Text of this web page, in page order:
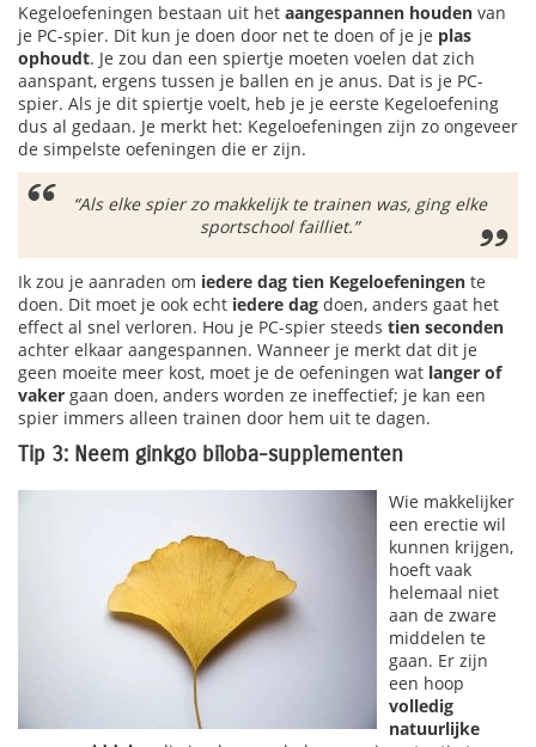
Kegeloefeningen bestaan uit het aangespannen houden van
je PC-spier. Dit kun je doen door net te doen of je je plas
ophoudt. Je zou dan een spiertje moeten voelen dat zich
aanspant, ergens tussen je ballen en je anus. Dat is je PC-
spier. Als je dit spiertje voelt, heb je je eerste Kegeloefening
dus al gedaan. Je merkt het: Kegeloefeningen zijn zo ongeveer
de simpelste oefeningen die er zijn.
“Als elke spier zo makkelijk te trainen was, ging elke
sportschool failliet.”
Ik zou je aanraden om iedere dag tien Kegeloefeningen te
doen. Dit moet je ook echt iedere dag doen, anders gaat het
effect al snel verloren. Hou je PC-spier steeds tien seconden
achter elkaar aangespannen. Wanneer je merkt dat dit je
geen moeite meer kost, moet je de oefeningen wat langer of
vaker gaan doen, anders worden ze ineffectief; je kan een
spier immers alleen trainen door hem uit te dagen.
Tip 3: Neem ginkgo biloba-supplementen
Wie makkelijker
een erectie wil
kunnen krijgen,
hoeft vaak
helemaal niet
aan de zware
middelen te
gaan. Er zijn
een hoop
volledig
natuurlijke